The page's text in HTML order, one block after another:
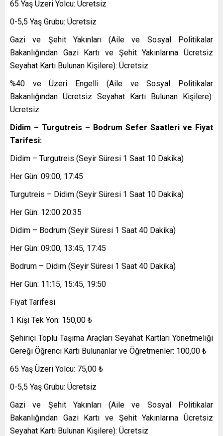
65 Yaş Üzeri Yolcu: Ücretsiz
0-5,5 Yaş Grubu: Ücretsiz
Gazi ve Şehit Yakınları (Aile ve Sosyal Politikalar
Bakanlığından Gazi Kartı ve Şehit Yakınlarına Ücretsiz
Seyahat Kartı Bulunan Kişilere): Ücretsiz
%40 ve Üzeri Engelli (Aile ve Sosyal Politikalar
Bakanlığından Ücretsiz Seyahat Kartı Bulunan Kişilere):
Ücretsiz
Didim – Turgutreis – Bodrum Sefer Saatleri ve Fiyat
Tarifesi:
Didim – Turgutreis (Seyir Süresi 1 Saat 10 Dakika)
Her Gün: 09:00, 17:45
Turgutreis – Didim (Seyir Süresi 1 Saat 10 Dakika)
Her Gün: 12:00 20:35
Didim – Bodrum (Seyir Süresi 1 Saat 40 Dakika)
Her Gün: 09:00, 13:45, 17:45
Bodrum – Didim (Seyir Süresi 1 Saat 40 Dakika)
Her Gün: 11:15, 15:45, 19:50
Fiyat Tarifesi
1 Kişi Tek Yön: 150,00 ₺
Şehiriçi Toplu Taşıma Araçları Seyahat Kartları Yönetmeliği
Gereği Öğrenci Kartı Bulunanlar ve Öğretmenler: 100,00 ₺
65 Yaş Üzeri Yolcu: 75,00 ₺
0-5,5 Yaş Grubu: Ücretsiz
Gazi ve Şehit Yakınları (Aile ve Sosyal Politikalar
Bakanlığından Gazi Kartı ve Şehit Yakınlarına Ücretsiz
Seyahat Kartı Bulunan Kişilere): Ücretsiz